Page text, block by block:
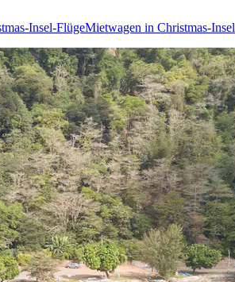
Insel-FlügeMietwagen in Christmas-Insel